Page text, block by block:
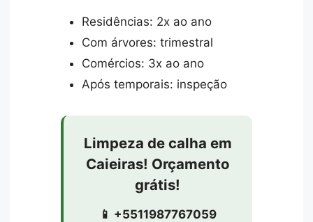
Residências: 2x ao ano
Com árvores: trimestral
Comércios: 3x ao ano
Após temporais: inspeção
Limpeza de calha em
Caieiras! Orçamento
grátis!
📱 +5511987767059